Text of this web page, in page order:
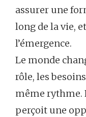
assurer une
long de la vie,
l’émergence.
Le monde
rôle, les
même rythme.
perçoit une